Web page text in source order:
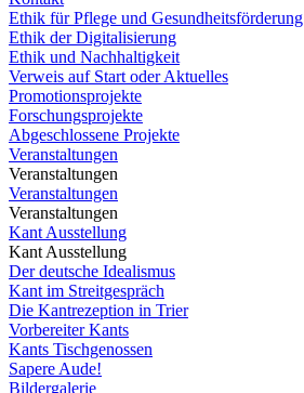
Ethik für Pflege und Gesundheitsförderung
Ethik der Digitalisierung
Ethik und Nachhaltigkeit
Verweis auf Start oder Aktuelles
Promotionsprojekte
Forschungsprojekte
Abgeschlossene Projekte
Veranstaltungen
Veranstaltungen
Veranstaltungen
Veranstaltungen
Kant Ausstellung
Kant Ausstellung
Der deutsche Idealismus
Kant im Streitgespräch
Die Kantrezeption in Trier
Vorbereiter Kants
Kants Tischgenossen
Sapere Aude!
Bildergalerie